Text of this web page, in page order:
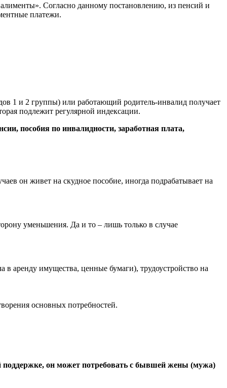
Согласно данному постановлению, из пенсий и
платежи.
1 и 2 группы) или работающий родитель-инвалид получает
подлежит регулярной индексации.
пособия по инвалидности, заработная плата,
он живет на скудное пособие, иногда подрабатывает на
уменьшения. Да и то – лишь только в случае
аренду имущества, ценные бумаги), трудоустройство на
основных потребностей.
он может потребовать с бывшей жены (мужа)